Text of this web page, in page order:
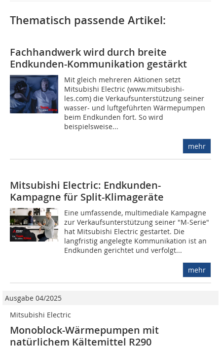
Thematisch passende Artikel:
Fachhandwerk wird durch breite
Endkunden-Kommunikation gestärkt
Mit gleich mehreren Aktionen setzt
Mitsubishi Electric (www.mitsubishi-
les.com) die Verkaufsunterstützung seiner
wasser- und luftgeführten Wärmepumpen
beim Endkunden fort. So wird
beispielsweise...
mehr
Mitsubishi Electric: Endkunden-
Kampagne für Split-Klimageräte
Eine umfassende, multimediale Kampagne
zur Verkaufsunterstützung seiner "M-Serie"
hat Mitsubishi Electric gestartet. Die
langfristig angelegte Kommunikation ist an
Endkunden gerichtet und verfolgt...
mehr
Ausgabe 04/2025
Mitsubishi Electric
Monoblock-Wärmepumpen mit
natürlichem Kältemittel R290